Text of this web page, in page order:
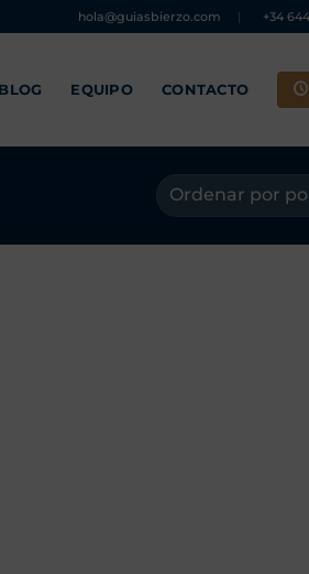
hola@guiasbierzo.com | +34
EQUIPO CONTACTO